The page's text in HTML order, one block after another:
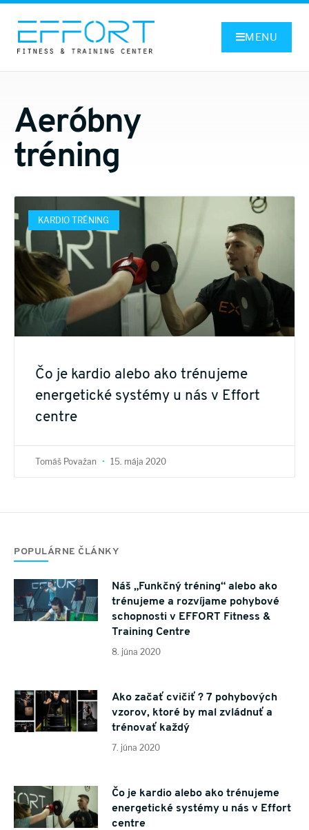
MENU
Aeróbny
tréning
KARDIO TRÉNING
Čo je kardio alebo ako trénujeme
energetické systémy u nás v Effort
centre
Tomáš Považan 15. mája 2020
POPULÁRNE ČLÁNKY
Náš „Funkčný tréning“ alebo ako
trénujeme a rozvíjame pohybové
schopnosti v EFFORT Fitness &
Training Centre
8. júna 2020
Ako začať cvičiť ? 7 pohybových
vzorov, ktoré by mal zvládnuť a
trénovať každý
7. júna 2020
Čo je kardio alebo ako trénujeme
energetické systémy u nás v Effort
centre